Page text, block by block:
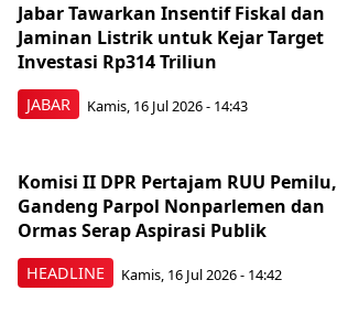
JABAR
Jabar Tawarkan Insentif Fiskal dan
Jaminan Listrik untuk Kejar Target
Investasi Rp314 Triliun
Kamis, 16 Jul 2026 - 14:43
HEADLINE
Komisi II DPR Pertajam RUU Pemilu,
Gandeng Parpol Nonparlemen dan
Ormas Serap Aspirasi Publik
Kamis, 16 Jul 2026 - 14:42